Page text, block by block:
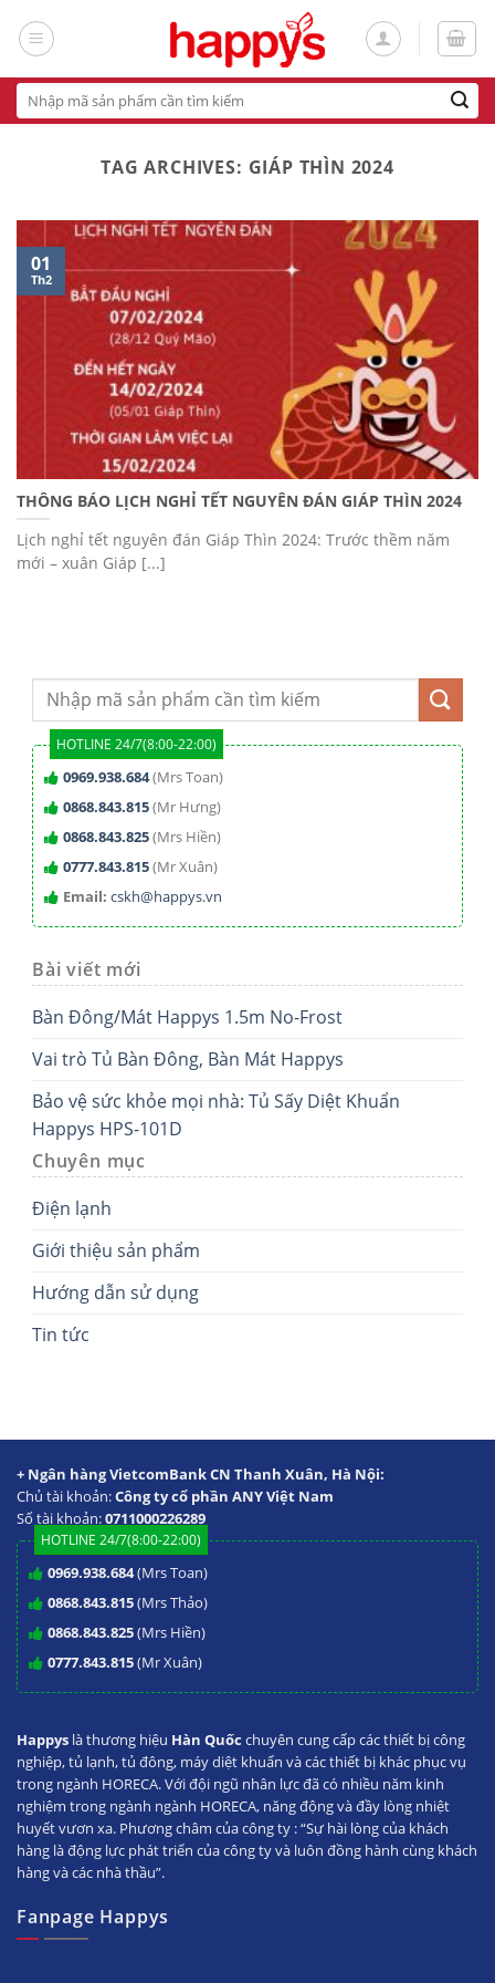
Tìm
kiếm:
TAG ARCHIVES: GIÁP THÌN 2024
THÔNG BÁO LỊCH NGHỈ TẾT NGUYÊN ĐÁN GIÁP THÌN 2024
Lịch nghỉ tết nguyên đán Giáp Thìn 2024: Trước thềm năm
mới – xuân Giáp [...]
01
Th2
HOTLINE 24/7(8:00-22:00)
0969.938.684(Mrs Toan)
0868.843.815(Mr Hưng)
0868.843.825(Mrs Hiền)
0777.843.815(Mr Xuân)
Email: cskh@happys.vn
Bài viết mới
Bàn Đông/Mát Happys 1.5m No-Frost
Vai trò Tủ Bàn Đông, Bàn Mát Happys
Bảo vệ sức khỏe mọi nhà: Tủ Sấy Diệt Khuẩn
Happys HPS-101D
Chuyên mục
Điện lạnh
Giới thiệu sản phẩm
Hướng dẫn sử dụng
Tin tức
+ Ngân hàng VietcomBank CN Thanh Xuân, Hà Nội:
Chủ tài khoản:Công ty cổ phần ANY Việt Nam
Số tài khoản:0711000226289
HOTLINE 24/7(8:00-22:00)
0969.938.684(Mrs Toan)
0868.843.815(Mrs Thảo)
0868.843.825(Mrs Hiền)
0777.843.815(Mr Xuân)
Happys là thương hiệu Hàn Quốc chuyên cung cấp các thiết bị công
nghiệp, tủ lạnh, tủ đông, máy diệt khuẩn và các thiết bị khác phục vụ
trong ngành HORECA. Với đội ngũ nhân lực đã có nhiều năm kinh
nghiệm trong ngành ngành HORECA, năng động và đầy lòng nhiệt
huyết vươn xa. Phương châm của công ty : “Sự hài lòng của khách
hàng là động lực phát triển của công ty và luôn đồng hành cùng khách
hàng và các nhà thầu”.
Fanpage Happys